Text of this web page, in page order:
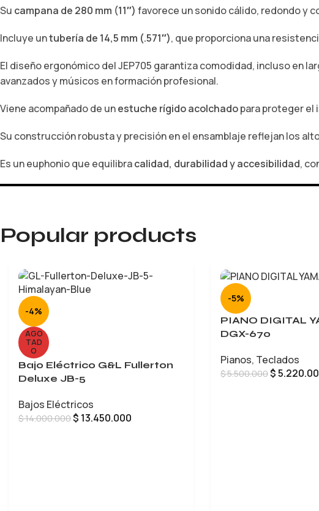
Su campana de 280 mm (11″) favorece un sonido cálido, redondo y
Incluye untubería de 14,5 mm (.571″), que proporciona una
El diseño ergonómico del JEP705 garantiza comodidad, incluso en
avanzados y músicos en formación profesional.
Viene acompañado de unestuche rígido acolchadopara proteger el
Su construcción robusta y precisión en el ensamblaje reflejan los
Es un euphonio que equilibracalidad, durabilidad y accesibilidad,
Popular products
-4%
AGO
TAD
O
Bajo Eléctrico G&L Fullerton
Deluxe JB-5
Bajos Eléctricos
$14.000.000$ 13.450.000
-5%
PIANO DIGITAL
DGX-670
Pianos, Teclados
$5.500.000$